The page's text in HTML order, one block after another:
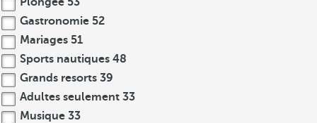
Gastronomie 52
Mariages 51
Sports nautiques 48
Grands resorts 39
Adultes seulement 33
Musique 33